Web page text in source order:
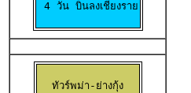
4 วัน บินลงเชียงราย
ทัวร์พม่า-ย่างกุ้ง